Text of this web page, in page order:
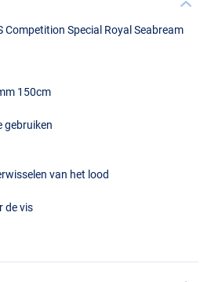
Competition Special Royal Seabream
150cm
gebruiken
van het lood
de vis